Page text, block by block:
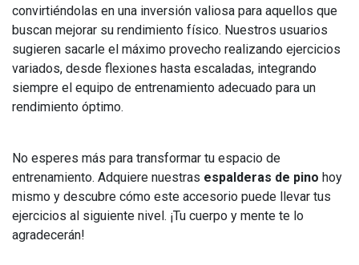
convirtiéndolas en una inversión valiosa para aquellos que
buscan mejorar su rendimiento físico. Nuestros usuarios
sugieren sacarle el máximo provecho realizando ejercicios
variados, desde flexiones hasta escaladas, integrando
siempre el equipo de entrenamiento adecuado para un
rendimiento óptimo.
No esperes más para transformar tu espacio de
entrenamiento. Adquiere nuestras espalderas de pino hoy
mismo y descubre cómo este accesorio puede llevar tus
ejercicios al siguiente nivel. ¡Tu cuerpo y mente te lo
agradecerán!